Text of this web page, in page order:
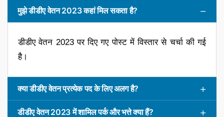
मुझे डीडीए वेतन 2023 कहां मिल सकता है?
डीडीए वेतन 2023 पर दिए गए पोस्ट में विस्तार से चर्चा की गई
है।
क्या डीडीए वेतन प्रत्येक पद के लिए अलग है?
डीडीए वेतन 2023 में शामिल पर्क और भत्ते क्या हैं?